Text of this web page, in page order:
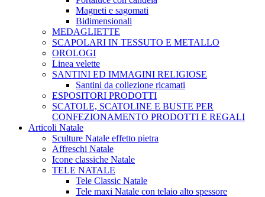
Magneti e sagomati
Bidimensionali
MEDAGLIETTE
SCAPOLARI IN TESSUTO E METALLO
OROLOGI
Linea velette
SANTINI ED IMMAGINI RELIGIOSE
Santini da collezione ricamati
ESPOSITORI PRODOTTI
SCATOLE, SCATOLINE E BUSTE PER
CONFEZIONAMENTO PRODOTTI E REGALI
Articoli Natale
Sculture Natale effetto pietra
Affreschi Natale
Icone classiche Natale
TELE NATALE
Tele Classic Natale
Tele maxi Natale con telaio alto spessore